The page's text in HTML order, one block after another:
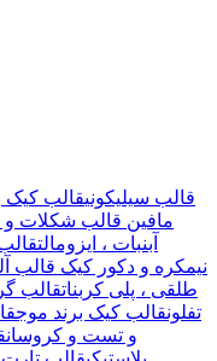
قالب سیلیکونیقالب کیک
مافین قالب شکلات و
آبنبات ، ایزومالت
نیمکره و دکور کیک قالب
طلقی ، پلی کربناتقالب
تفلونقالب کیک برند موج
و تست و کروسان